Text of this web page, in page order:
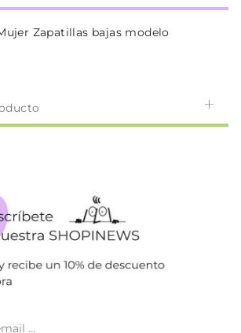
Zapatillas bajas modelo